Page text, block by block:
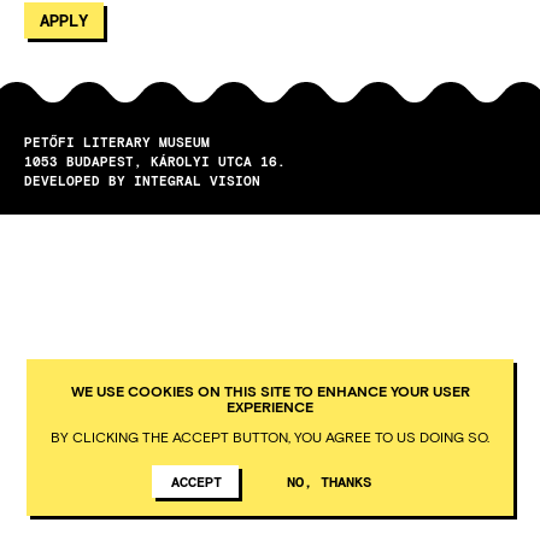
PETŐFI LITERARY MUSEUM
1053
BUDAPEST
KÁROLYI UTCA 16.
DEVELOPED BY INTEGRAL VISION
WE USE COOKIES ON THIS SITE TO ENHANCE YOUR USER
EXPERIENCE
BY CLICKING THE ACCEPT BUTTON, YOU AGREE TO US DOING SO.
ACCEPT NO, THANKS